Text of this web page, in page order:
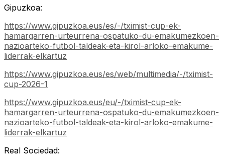
Gipuzkoa:
https://www.gipuzkoa.eus/es/-/tximist-cup-ek-
hamargarren-urteurrena-ospatuko-du-emakumezkoen-
nazioarteko-futbol-taldeak-eta-kirol-arloko-emakume-
liderrak-elkartuz
https://www.gipuzkoa.eus/es/web/multimedia/-/tximist-
cup-2026-1
https://www.gipuzkoa.eus/eu/-/tximist-cup-ek-
hamargarren-urteurrena-ospatuko-du-emakumezkoen-
nazioarteko-futbol-taldeak-eta-kirol-arloko-emakume-
liderrak-elkartuz
Real Sociedad: